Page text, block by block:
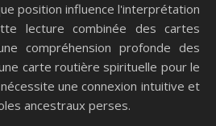
position influence l'interprétation
lecture combinée des cartes
compréhension profonde des
carte routière spirituelle pour le
une connexion intuitive et
ancestraux perses.